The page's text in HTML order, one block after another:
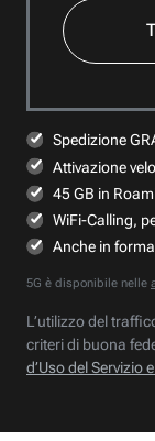
Spedizione
Attivazione
45 GB in
WiFi-Calling,
Anche in
5G è disponibile nelle
L’utilizzo del
criteri di buona
d’Uso del Servizio